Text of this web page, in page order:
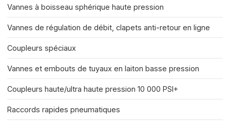
Vannes à boisseau sphérique haute pression
Vannes de régulation de débit, clapets anti-retour en ligne
Coupleurs spéciaux
Vannes et embouts de tuyaux en laiton basse pression
Coupleurs haute/ultra haute pression 10 000 PSI+
Raccords rapides pneumatiques